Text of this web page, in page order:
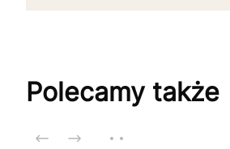
Polecamy także